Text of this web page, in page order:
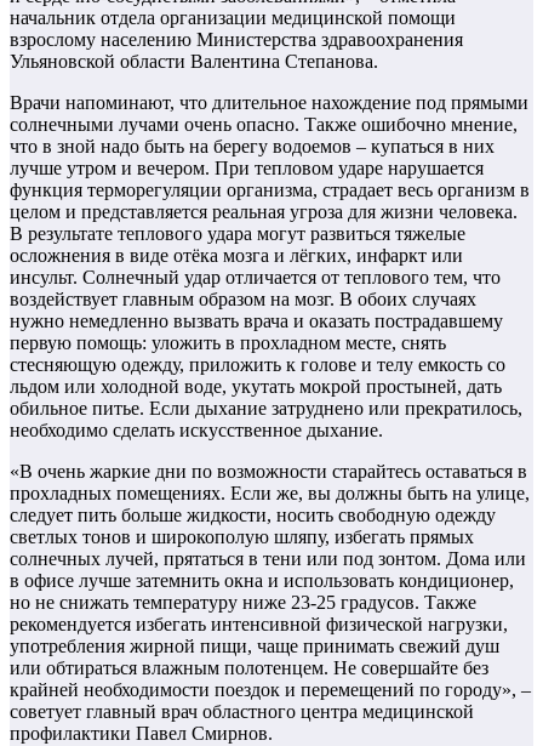
начальник отдела организации медицинской помощи
взрослому населению Министерства здравоохранения
Ульяновской области Валентина Степанова.
Врачи напоминают, что длительное нахождение под прямыми
солнечными лучами очень опасно. Также ошибочно мнение,
что в зной надо быть на берегу водоемов – купаться в них
лучше утром и вечером. При тепловом ударе нарушается
функция терморегуляции организма, страдает весь организм в
целом и представляется реальная угроза для жизни человека.
В результате теплового удара могут развиться тяжелые
осложнения в виде отёка мозга и лёгких, инфаркт или
инсульт. Солнечный удар отличается от теплового тем, что
воздействует главным образом на мозг. В обоих случаях
нужно немедленно вызвать врача и оказать пострадавшему
первую помощь: уложить в прохладном месте, снять
стесняющую одежду, приложить к голове и телу емкость со
льдом или холодной воде, укутать мокрой простыней, дать
обильное питье. Если дыхание затруднено или прекратилось,
необходимо сделать искусственное дыхание.
«В очень жаркие дни по возможности старайтесь оставаться в
прохладных помещениях. Если же, вы должны быть на улице,
следует пить больше жидкости, носить свободную одежду
светлых тонов и широкополую шляпу, избегать прямых
солнечных лучей, прятаться в тени или под зонтом. Дома или
в офисе лучше затемнить окна и использовать кондиционер,
но не снижать температуру ниже 23-25 градусов. Также
рекомендуется избегать интенсивной физической нагрузки,
употребления жирной пищи, чаще принимать свежий душ
или обтираться влажным полотенцем. Не совершайте без
крайней необходимости поездок и перемещений по городу», –
советует главный врач областного центра медицинской
профилактики Павел Смирнов.